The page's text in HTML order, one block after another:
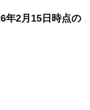
年2月15日時点の